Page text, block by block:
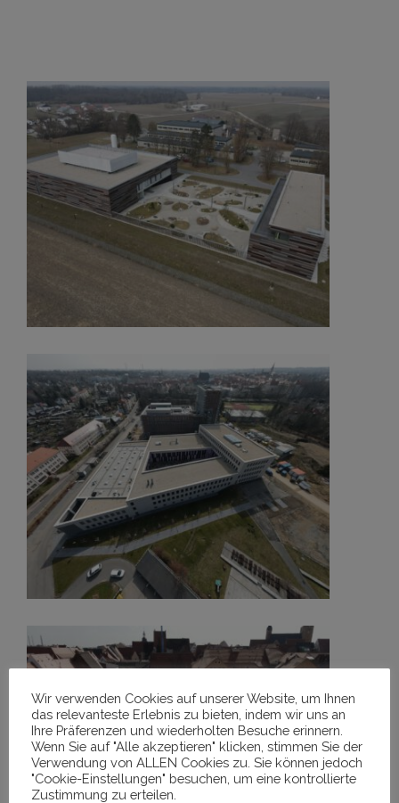
Wasserwerk Moos
MEHR
ZeHs Freiberg
MEHR
TU BAF Schlossplatzquartier
MEHR
Wir verwenden Cookies auf unserer Website, um Ihnen
das relevanteste Erlebnis zu bieten, indem wir uns an
Ihre Präferenzen und wiederholten Besuche erinnern.
Wenn Sie auf "Alle akzeptieren" klicken, stimmen Sie der
Verwendung von ALLEN Cookies zu. Sie können jedoch
"Cookie-Einstellungen" besuchen, um eine kontrollierte
Zustimmung zu erteilen.